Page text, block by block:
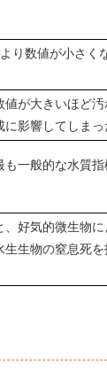
り数値が小さ
が大きいほど汚
影響してしまっ
一般的な水質
好気的微生物
生物の窒息死